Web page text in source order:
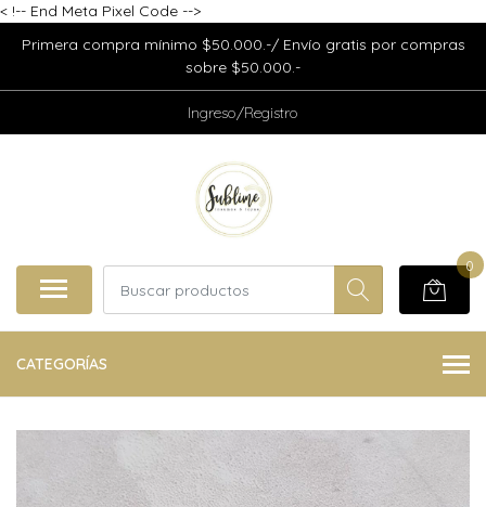
< !-- End Meta Pixel Code -->
Primera compra mínimo $50.000.-/ Envío gratis por compras
sobre $50.000.-
Ingreso/Registro
0
CATEGORÍAS